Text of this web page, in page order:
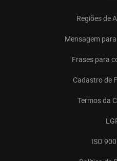
Regiões de
Mensagem
Frases para
Cadastro de
Termos da
ISO